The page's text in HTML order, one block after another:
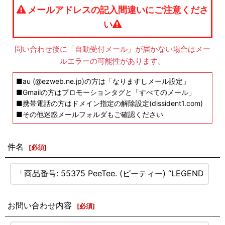
メールアドレスの記入間違いにご注意くださ
い
問い合わせ後に「自動受付メール」が届かない場合はメー
ルエラーの可能性があります。
■au (@ezweb.ne.jp)の方は「なりますしメール設定」
■Gmailの方はプロモーションタグと「すべてのメール」
■携帯電話の方はドメイン指定の解除設定(dissident1.com)
■その他迷惑メールフォルダもご確認ください
件名 [必須]
お問い合わせ内容 [必須]